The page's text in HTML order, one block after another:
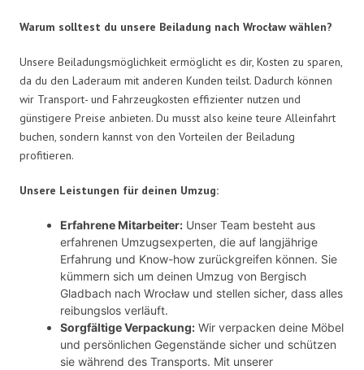
Warum solltest du unsere Beiladung nach Wrocław wählen?
Unsere Beiladungsmöglichkeit ermöglicht es dir, Kosten zu sparen,
da du den Laderaum mit anderen Kunden teilst. Dadurch können
wir Transport- und Fahrzeugkosten effizienter nutzen und
günstigere Preise anbieten. Du musst also keine teure Alleinfahrt
buchen, sondern kannst von den Vorteilen der Beiladung
profitieren.
Unsere Leistungen für deinen Umzug:
Erfahrene Mitarbeiter: Unser Team besteht aus
erfahrenen Umzugsexperten, die auf langjährige
Erfahrung und Know-how zurückgreifen können. Sie
kümmern sich um deinen Umzug von Bergisch
Gladbach nach Wrocław und stellen sicher, dass alles
reibungslos verläuft.
Sorgfältige Verpackung: Wir verpacken deine Möbel
und persönlichen Gegenstände sicher und schützen
sie während des Transports. Mit unserer